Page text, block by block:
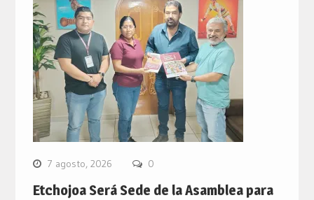
7 agosto, 2026 0
Etchojoa Será Sede de la Asamblea para